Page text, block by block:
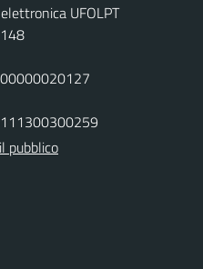
UFOLPT
pubblico